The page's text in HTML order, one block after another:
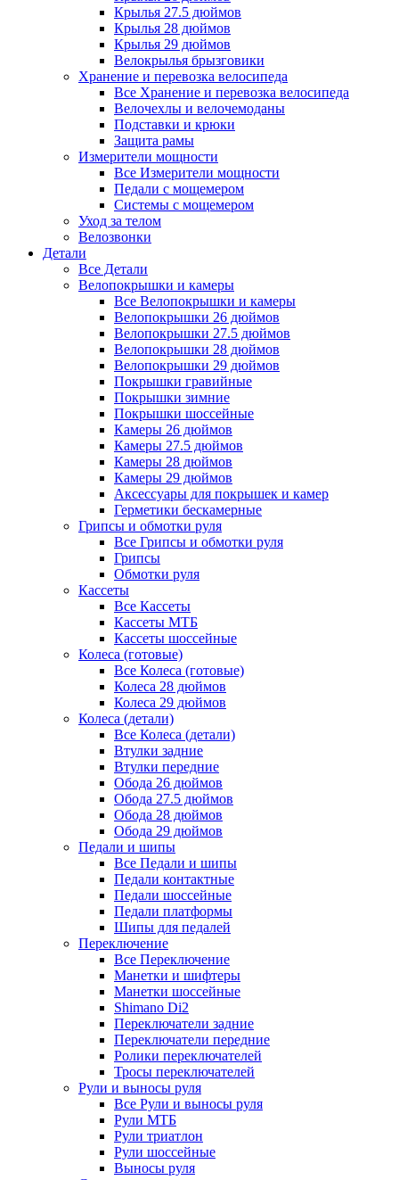
Крылья 27.5 дюймов
Крылья 28 дюймов
Крылья 29 дюймов
Велокрылья брызговики
Хранение и перевозка велосипеда
Все Хранение и перевозка велосипеда
Велочехлы и велочемоданы
Подставки и крюки
Защита рамы
Измерители мощности
Все Измерители мощности
Педали с мощемером
Системы с мощемером
Уход за телом
Велозвонки
Детали
Все Детали
Велопокрышки и камеры
Все Велопокрышки и камеры
Велопокрышки 26 дюймов
Велопокрышки 27.5 дюймов
Велопокрышки 28 дюймов
Велопокрышки 29 дюймов
Покрышки гравийные
Покрышки зимние
Покрышки шоссейные
Камеры 26 дюймов
Камеры 27.5 дюймов
Камеры 28 дюймов
Камеры 29 дюймов
Аксессуары для покрышек и камер
Герметики бескамерные
Грипсы и обмотки руля
Все Грипсы и обмотки руля
Грипсы
Обмотки руля
Кассеты
Все Кассеты
Кассеты МТБ
Кассеты шоссейные
Колеса (готовые)
Все Колеса (готовые)
Колеса 28 дюймов
Колеса 29 дюймов
Колеса (детали)
Все Колеса (детали)
Втулки задние
Втулки передние
Обода 26 дюймов
Обода 27.5 дюймов
Обода 28 дюймов
Обода 29 дюймов
Педали и шипы
Все Педали и шипы
Педали контактные
Педали шоссейные
Педали платформы
Шипы для педалей
Переключение
Все Переключение
Манетки и шифтеры
Манетки шоссейные
Shimano Di2
Переключатели задние
Переключатели передние
Ролики переключателей
Тросы переключателей
Рули и выносы руля
Все Рули и выносы руля
Рули МТБ
Рули триатлон
Рули шоссейные
Выносы руля